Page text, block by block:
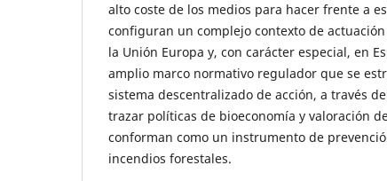
alto coste de los medios para hacer frente a
configuran un complejo contexto de
la Unión Europa y, con carácter especial, en
amplio marco normativo regulador que se
sistema descentralizado de acción, a través
trazar políticas de bioeconomía y valoración
conforman como un instrumento de
incendios forestales.